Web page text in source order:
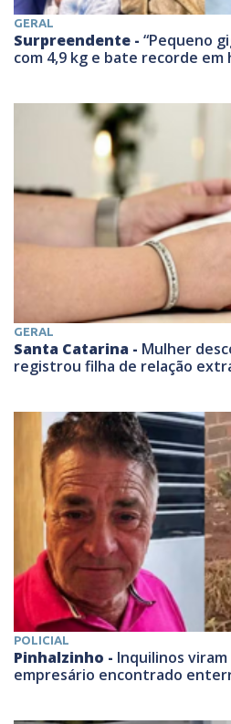
GERAL
Surpreendente - “Pequeno
com 4,9 kg e bate recorde em
GERAL
Santa Catarina - Mulher
registrou filha de relação
POLICIAL
Pinhalzinho - Inquilinos
empresário encontrado